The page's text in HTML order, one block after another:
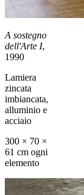
A sostegno
dell'Arte I,
1990
Lamiera
zincata
imbiancata,
alluminio e
acciaio
300 × 70 ×
61 cm ogni
elemento